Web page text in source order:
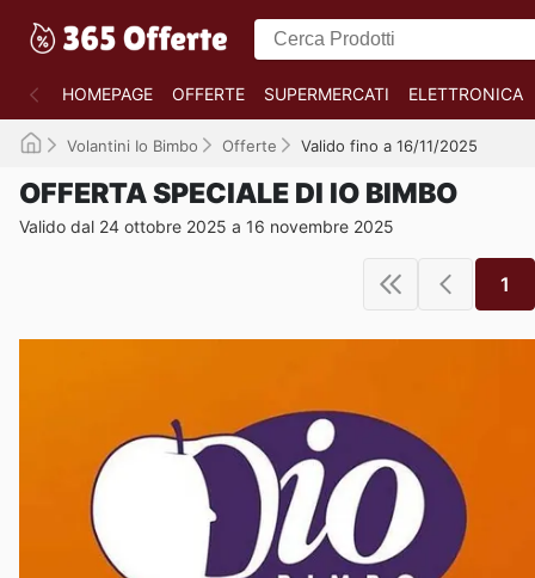
HOMEPAGE OFFERTE SUPERMERCATI ELETTRONICA
Volantini Io Bimbo Offerte Valido fino a 16/11/2025
OFFERTA SPECIALE DI IO BIMBO
Valido dal 24 ottobre 2025 a 16 novembre 2025
1